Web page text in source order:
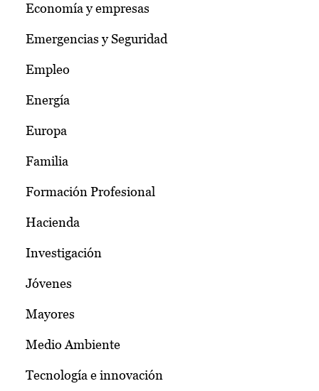
Economía y empresas
Emergencias y Seguridad
Empleo
Energía
Europa
Familia
Formación Profesional
Hacienda
Investigación
Jóvenes
Mayores
Medio Ambiente
Tecnología e innovación